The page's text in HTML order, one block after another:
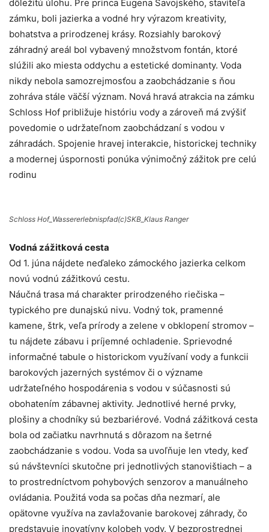
dôležitú úlohu. Pre princa Eugena Savojského, staviteľa
zámku, boli jazierka a vodné hry výrazom kreativity,
bohatstva a prirodzenej krásy. Rozsiahly barokový
záhradný areál bol vybavený množstvom fontán, ktoré
slúžili ako miesta oddychu a estetické dominanty. Voda
nikdy nebola samozrejmosťou a zaobchádzanie s ňou
zohráva stále väčší význam. Nová hravá atrakcia na zámku
Schloss Hof približuje históriu vody a zároveň má zvýšiť
povedomie o udržateľnom zaobchádzaní s vodou v
záhradách. Spojenie hravej interakcie, historickej techniky
a modernej úspornosti ponúka výnimočný zážitok pre celú
rodinu
Schloss Hof_Wassererlebnispfad(c)SKB_Klaus Ranger
Vodná zážitková cesta
Od 1. júna nájdete neďaleko zámockého jazierka celkom
novú vodnú zážitkovú cestu.
Náučná trasa má charakter prirodzeného riečiska –
typického pre dunajskú nivu. Vodný tok, pramenné
kamene, štrk, veľa prírody a zelene v obklopení stromov –
tu nájdete zábavu i príjemné ochladenie. Sprievodné
informačné tabule o historickom využívaní vody a funkcii
barokových jazerných systémov či o význame
udržateľného hospodárenia s vodou v súčasnosti sú
obohatením zábavnej aktivity. Jednotlivé herné prvky,
plošiny a chodníky sú bezbariérové. Vodná zážitková cesta
bola od začiatku navrhnutá s dôrazom na šetrné
zaobchádzanie s vodou. Voda sa uvoľňuje len vtedy, keď
sú návštevníci skutočne pri jednotlivých stanovištiach – a
to prostredníctvom pohybových senzorov a manuálneho
ovládania. Použitá voda sa počas dňa nezmarí, ale
opätovne využíva na zavlažovanie barokovej záhrady, čo
predstavuje inovatívny kolobeh vody. V bezprostrednej